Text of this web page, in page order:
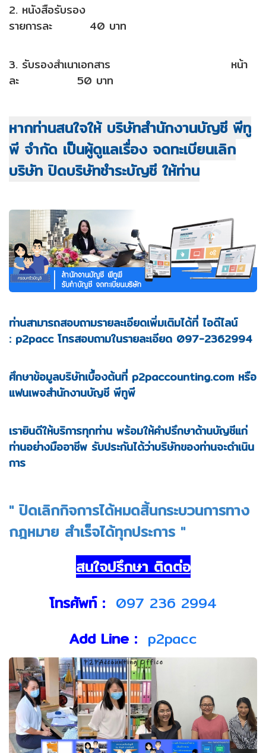
2. หนังสือรับรอง
รายการละ 40 บาท
3. รับรองสำเนาเอกสาร หน้า
ละ 50 บาท
หากท่านสนใจให้ บริษัทสำนักงานบัญชี พีทู
พี จำกัด เป็นผู้ดูแลเรื่อง จดทะเบียนเลิก
บริษัท ปิดบริษัทชำระบัญชี ให้ท่าน
ท่านสามารถสอบถามรายละเอียดเพิ่มเติมได้ที่ ไอดีไลน์
: p2pacc โทรสอบถามในรายละเอียด 097-2362994
ศึกษาข้อมูลบริษัทเบื้องต้นที่ p2paccounting.com หรือ
แฟนเพจสำนักงานบัญชี พีทูพี
เรายินดีให้บริการทุกท่าน พร้อมให้คำปรึกษาด้านบัญชีแก่
ท่านอย่างมืออาชีพ รับประกันได้ว่าบริษัทของท่านจะดำเนิน
การ
" ปิดเลิกกิจการได้หมดสิ้นกระบวนการทาง
กฎหมาย สำเร็จได้ทุกประการ "
สนใจปรึกษา ติดต่อ
โทรศัพท์ : 097 236 2994
Add Line : p2pacc